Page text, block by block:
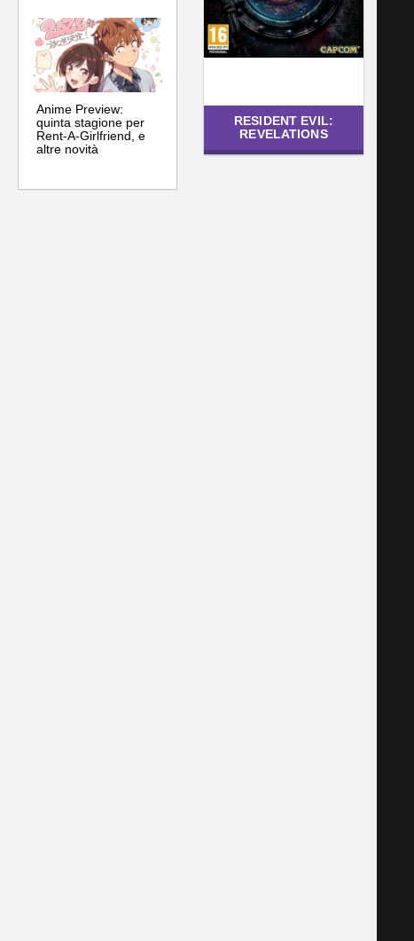
Anime Preview:
quinta stagione per
Rent-A-Girlfriend, e
altre novità
RESIDENT EVIL:
REVELATIONS